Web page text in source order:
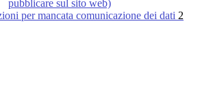
pubblicare sul sito web)
per mancata comunicazione dei dati 2